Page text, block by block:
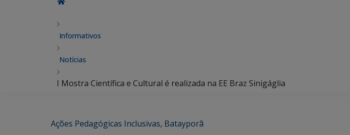
Informativos
Notícias
I Mostra Científica e Cultural é realizada na EE Braz Sinigáglia
Ações Pedagógicas Inclusivas, Batayporã